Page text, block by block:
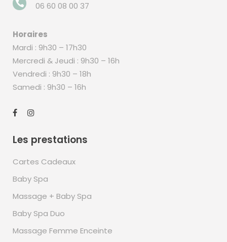
06 60 08 00 37
Horaires
Mardi : 9h30 – 17h30
Mercredi & Jeudi : 9h30 – 16h
Vendredi : 9h30 – 18h
Samedi : 9h30 – 16h
Les prestations
Cartes Cadeaux
Baby Spa
Massage + Baby Spa
Baby Spa Duo
Massage Femme Enceinte